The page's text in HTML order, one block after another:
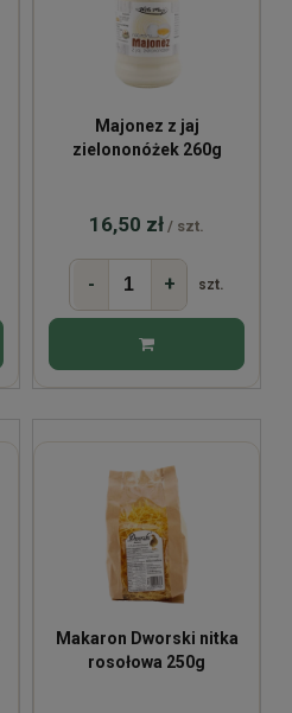
Majonez z jaj
zielononóżek 260g
16,50 zł / szt.
- + szt.
Makaron Dworski nitka
rosołowa 250g